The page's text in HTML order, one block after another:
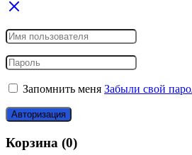
Запомнить меня Забыли свой
Авторизация
Корзина (0)